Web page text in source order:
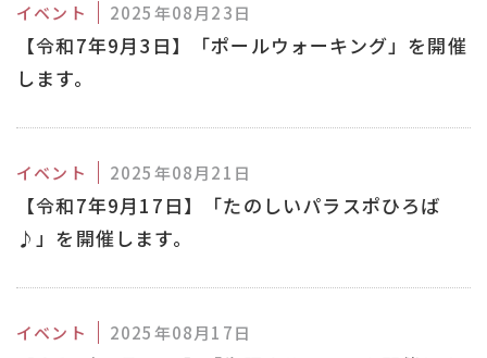
イベント 2025年08月23日
【令和7年9月3日】「ポールウォーキング」を開催
します。
イベント 2025年08月21日
【令和7年9月17日】「たのしいパラスポひろば
♪」を開催します。
イベント 2025年08月17日